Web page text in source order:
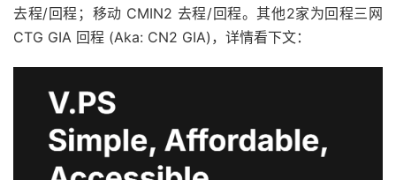
去程/回程；移动 CMIN2 去程/回程。其他2家为回程三网
CTG GIA 回程 (Aka: CN2 GIA)，详情看下文：